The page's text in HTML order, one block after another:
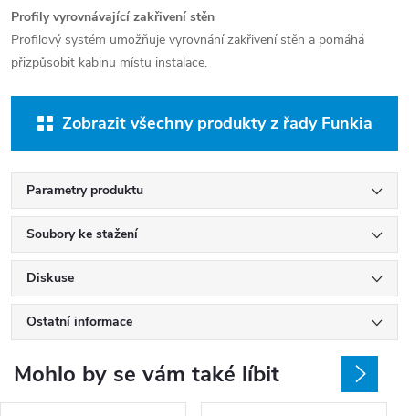
Profily vyrovnávající zakřivení stěn
Profilový systém umožňuje vyrovnání zakřivení stěn a pomáhá
přizpůsobit kabinu místu instalace.
Zobrazit všechny produkty z řady Funkia
Parametry produktu
Soubory ke stažení
Diskuse
Ostatní informace
Mohlo by se vám také líbit